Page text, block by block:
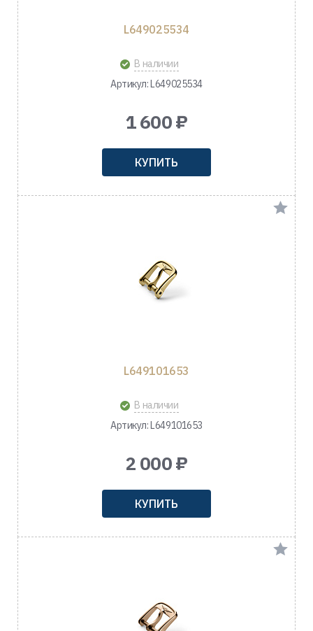
L649025534
В наличии
Артикул: L649025534
1 600 ₽
КУПИТЬ
L649101653
В наличии
Артикул: L649101653
2 000 ₽
КУПИТЬ